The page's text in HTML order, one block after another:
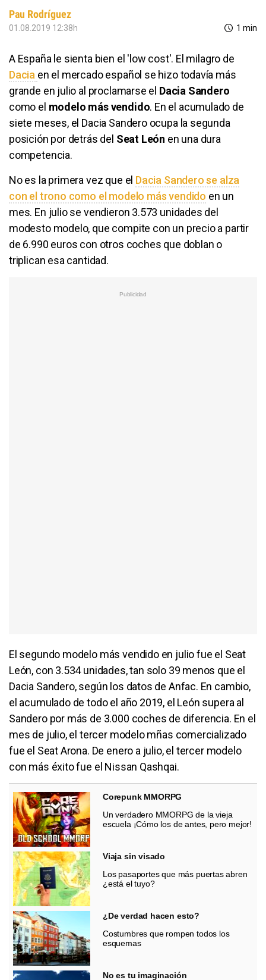
Pau Rodríguez
01.08.2019 12:38h 1 min
A España le sienta bien el 'low cost'. El milagro de
Dacia en el mercado español se hizo todavía más
grande en julio al proclamarse el Dacia Sandero
como el modelo más vendido. En el acumulado de
siete meses, el Dacia Sandero ocupa la segunda
posición por detrás del Seat León en una dura
competencia.
No es la primera vez que el Dacia Sandero se alza
con el trono como el modelo más vendido en un
mes. En julio se vendieron 3.573 unidades del
modesto modelo, que compite con un precio a partir
de 6.990 euros con otros coches que doblan o
triplican esa cantidad.
El segundo modelo más vendido en julio fue el Seat
León, con 3.534 unidades, tan solo 39 menos que el
Dacia Sandero, según los datos de Anfac. En cambio,
el acumulado de todo el año 2019, el León supera al
Sandero por más de 3.000 coches de diferencia. En el
mes de julio, el tercer modelo mñas comercializado
fue el Seat Arona. De enero a julio, el tercer modelo
con más éxito fue el Nissan Qashqai.
Corepunk MMORPG
Un verdadero MMORPG de la vieja
escuela ¡Cómo los de antes, pero mejor!
Viaja sin visado
Los pasaportes que más puertas abren
¿está el tuyo?
¿De verdad hacen esto?
Costumbres que rompen todos los
esquemas
No es tu imaginación